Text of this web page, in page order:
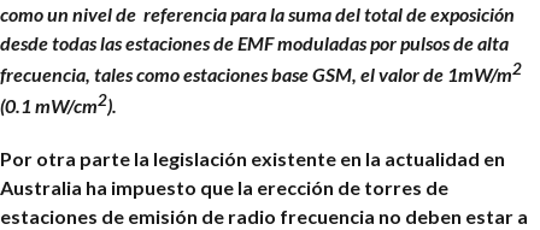
como un nivel de referencia para la suma del total de exposición
desde todas las estaciones de EMF moduladas por pulsos de alta
frecuencia, tales como estaciones base GSM, el valor de 1mW/m2
(0.1 mW/cm2).
Por otra parte la legislación existente en la actualidad en
Australia ha impuesto que la erección de torres de
estaciones de emisión de radio frecuencia no deben estar a